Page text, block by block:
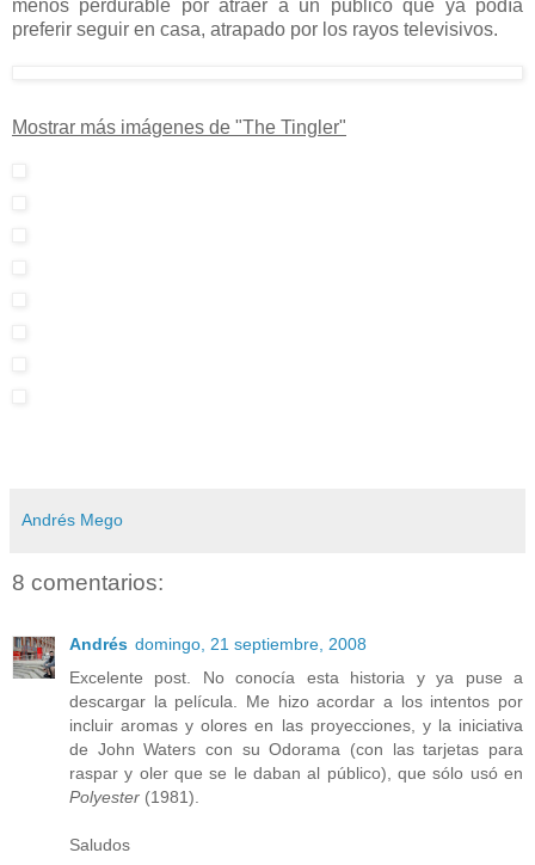
menos perdurable por atraer a un público que ya podía
preferir seguir en casa, atrapado por los rayos televisivos.
Mostrar más imágenes de "The Tingler"
Andrés Mego
8 comentarios:
Andrés domingo, 21 septiembre, 2008
Excelente post. No conocía esta historia y ya puse a
descargar la película. Me hizo acordar a los intentos por
incluir aromas y olores en las proyecciones, y la iniciativa
de John Waters con su Odorama (con las tarjetas para
raspar y oler que se le daban al público), que sólo usó en
Polyester (1981).
Saludos